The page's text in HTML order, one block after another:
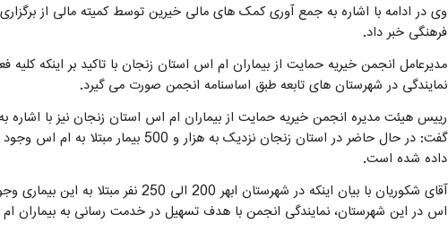
وی در ادامه با اشاره به جمع آوری کمک های مالی خیرین توسط کمیته مالی از
فرهنگی خبر داد.
مدیرعامل انجمن خیریه حمایت از بیماران ام اس استان زنجان با تاکید بر اینکه
نمایندگی در شهرستان های تابعه طبق اساسنامه انجمن صورت می گیرد.
گفت: در حال حاضر در استان زنجان نزدیک
داده شده است.
آقای شکوریان با بیان اینکه در شهرستان
اس در این شهرستان، نمایندگی انجمن با هدف تسهیل در خدمت رسانی به بیماران